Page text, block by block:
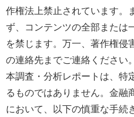
作権法上禁止されています。
ず、コンテンツの全部または
を禁じます。万一、著作権侵
の連絡先までご連絡ください。
本調査・分析レポートは、特
るものではありません。金融
において、以下の慎重な手続